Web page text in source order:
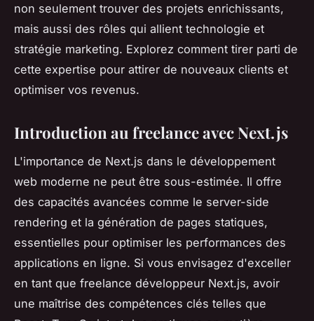
non seulement trouver des projets enrichissants,
mais aussi des rôles qui allient technologie et
stratégie marketing. Explorez comment tirer parti de
cette expertise pour attirer de nouveaux clients et
optimiser vos revenus.
Introduction au freelance avec Next.js
L'importance de Next.js dans le développement
web moderne ne peut être sous-estimée. Il offre
des capacités avancées comme le server-side
rendering et la génération de pages statiques,
essentielles pour optimiser les performances des
applications en ligne. Si vous envisagez d'exceller
en tant que freelance développeur Next.js, avoir
une maîtrise des compétences clés telles que